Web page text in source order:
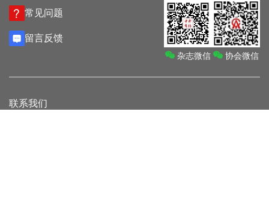
联系我们
协会微信
杂志微信
常见问题
留言反馈